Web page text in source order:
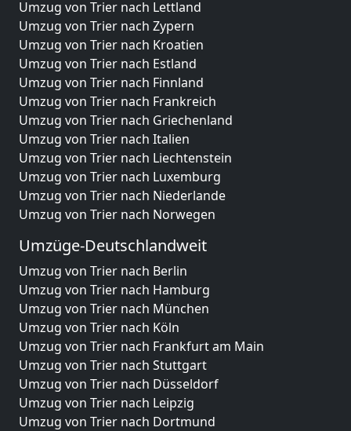
Umzug von Trier nach Lettland
Umzug von Trier nach Zypern
Umzug von Trier nach Kroatien
Umzug von Trier nach Estland
Umzug von Trier nach Finnland
Umzug von Trier nach Frankreich
Umzug von Trier nach Griechenland
Umzug von Trier nach Italien
Umzug von Trier nach Liechtenstein
Umzug von Trier nach Luxemburg
Umzug von Trier nach Niederlande
Umzug von Trier nach Norwegen
Umzüge-Deutschlandweit
Umzug von Trier nach Berlin
Umzug von Trier nach Hamburg
Umzug von Trier nach München
Umzug von Trier nach Köln
Umzug von Trier nach Frankfurt am Main
Umzug von Trier nach Stuttgart
Umzug von Trier nach Düsseldorf
Umzug von Trier nach Leipzig
Umzug von Trier nach Dortmund